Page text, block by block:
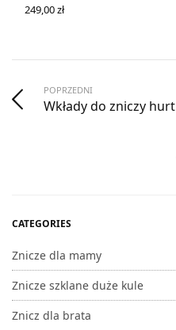
249,00zł
POPRZEDNI
Wkłady do zniczy hurt
CATEGORIES
Znicze dla mamy
Znicze szklane duże kule
Znicz dla brata